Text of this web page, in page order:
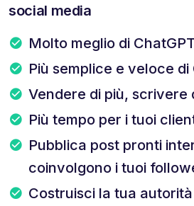
social media
Molto meglio di ChatGPT
Più semplice e veloce di
Vendere di più, scrivere
Più tempo per i tuoi
Pubblica post pronti
coinvolgono i tuoi
Costruisci la tua